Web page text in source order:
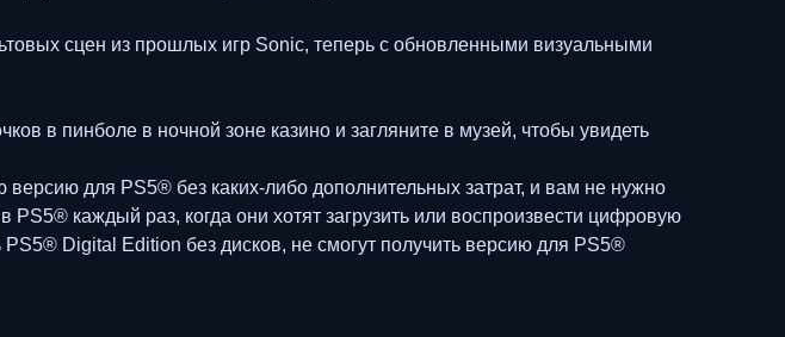
сцен из прошлых игр Sonic, теперь с обновленными визуальными
в пинболе в ночной зоне казино и загляните в музей, чтобы увидеть
для PS5® без каких-либо дополнительных затрат, и вам не нужно
каждый раз, когда они хотят загрузить или воспроизвести цифровую
Digital Edition без дисков, не смогут получить версию для PS5®